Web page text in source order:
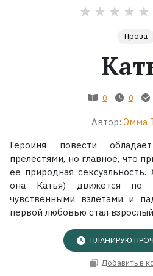
Экранизации
Проза
0 0
Автор: Эмма
Героиня повести
прелестями, но главное, что
ее природная
она Катья) движется по
чувственными взлетами и
первой любовью стал
ПЛАНИРУЮ
Добавить в